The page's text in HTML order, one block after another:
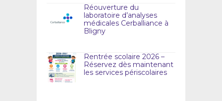
Réouverture du
laboratoire d’analyses
médicales Cerballiance à
Bligny
Rentrée scolaire 2026 –
Réservez dès maintenant
les services périscolaires